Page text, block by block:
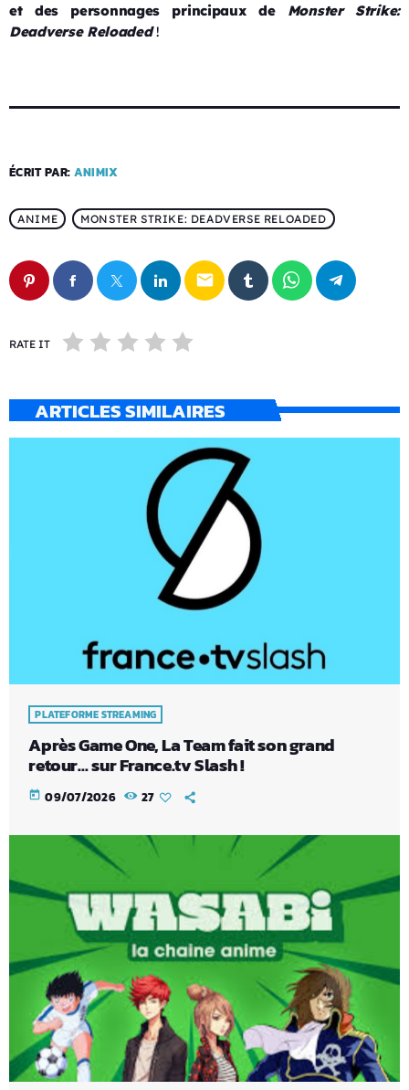
et des personnages principaux de Monster Strike:
Deadverse Reloaded!
ÉCRIT PAR: ANIMIX
ANIME MONSTER STRIKE: DEADVERSE RELOADED
email
RATE IT
ARTICLES SIMILAIRES
PLATEFORME STREAMING
Après Game One, La Team fait son grand
retour… sur France.tv Slash !
today 09/07/2026 27